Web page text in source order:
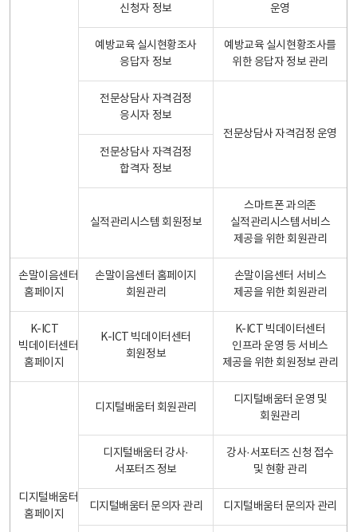
신청자 정보
운영
예방교육 실시현황조사
응답자 정보
예방교육 실시현황조사를
위한 응답자 정보 관리
전문상담사 자격검정
응시자 정보
전문상담사 자격검정 운영
전문상담사 자격검정
합격자 정보
실적관리시스템 회원정보
스마트폰 과의존
실적관리시스템서비스
제공을 위한 회원관리
손말이음센터
홈페이지
손말이음센터 홈페이지
회원관리
손말이음센터 서비스
제공을 위한 회원관리
K-ICT
빅데이터센터
홈페이지
K-ICT 빅데이터센터
회원정보
K-ICT 빅데이터센터
인프라 운영 등 서비스
제공을 위한 회원정보 관리
디지털배움터
홈페이지
디지털배움터 회원관리
디지털배움터 운영 및
회원관리
디지털배움터 강사·
서포터즈 정보
강사·서포터즈 신청 접수
및 현황 관리
디지털배움터 문의자 관리 디지털배움터 문의자 관리